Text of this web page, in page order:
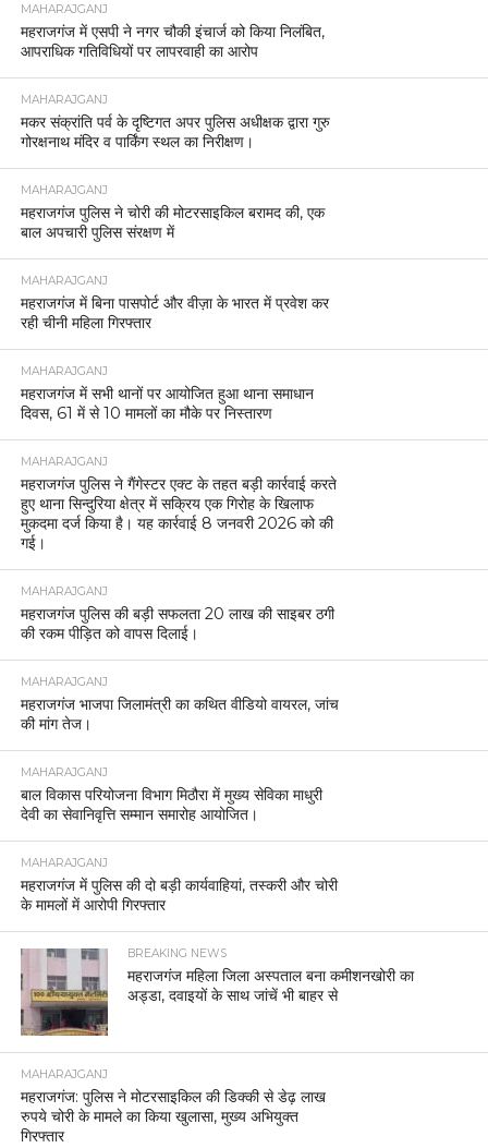
MAHARAJGANJ
महराजगंज में एसपी ने नगर चौकी इंचार्ज को किया निलंबित,
आपराधिक गतिविधियों पर लापरवाही का आरोप
MAHARAJGANJ
मकर संक्रांति पर्व के दृष्टिगत अपर पुलिस अधीक्षक द्वारा गुरु
गोरक्षनाथ मंदिर व पार्किंग स्थल का निरीक्षण।
MAHARAJGANJ
महराजगंज पुलिस ने चोरी की मोटरसाइकिल बरामद की, एक
बाल अपचारी पुलिस संरक्षण में
MAHARAJGANJ
महराजगंज में बिना पासपोर्ट और वीज़ा के भारत में प्रवेश कर
रही चीनी महिला गिरफ्तार
MAHARAJGANJ
महराजगंज में सभी थानों पर आयोजित हुआ थाना समाधान
दिवस, 61 में से 10 मामलों का मौके पर निस्तारण
MAHARAJGANJ
महराजगंज पुलिस ने गैंगेस्टर एक्ट के तहत बड़ी कार्रवाई करते
हुए थाना सिन्दुरिया क्षेत्र में सक्रिय एक गिरोह के खिलाफ
मुकदमा दर्ज किया है। यह कार्रवाई 8 जनवरी 2026 को की
गई।
MAHARAJGANJ
महराजगंज पुलिस की बड़ी सफलता 20 लाख की साइबर ठगी
की रकम पीड़ित को वापस दिलाई।
MAHARAJGANJ
महराजगंज भाजपा जिलामंत्री का कथित वीडियो वायरल, जांच
की मांग तेज।
MAHARAJGANJ
बाल विकास परियोजना विभाग मिठौरा में मुख्य सेविका माधुरी
देवी का सेवानिवृत्ति सम्मान समारोह आयोजित।
MAHARAJGANJ
महराजगंज में पुलिस की दो बड़ी कार्यवाहियां, तस्करी और चोरी
के मामलों में आरोपी गिरफ्तार
BREAKING NEWS
महराजगंज महिला जिला अस्पताल बना कमीशनखोरी का
अड्डा, दवाइयों के साथ जांचें भी बाहर से
MAHARAJGANJ
महराजगंज: पुलिस ने मोटरसाइकिल की डिक्की से डेढ़ लाख
रुपये चोरी के मामले का किया खुलासा, मुख्य अभियुक्त
गिरफ्तार